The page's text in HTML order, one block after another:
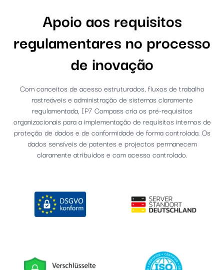
Apoio aos requisitos
regulamentares no processo
de inovação
Com conceitos de acesso estruturados, fluxos de trabalho
rastreáveis e administração de sistemas claramente
regulamentada, IP7 Compass cria os pré-requisitos
organizacionais para a implementação de requisitos internos de
proteção de dados e de conformidade de forma controlada. Os
dados sensíveis de patentes e projectos permanecem
claramente atribuídos e com acesso controlado.